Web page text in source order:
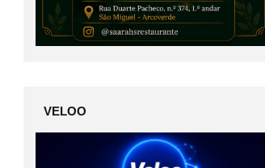
VELOO